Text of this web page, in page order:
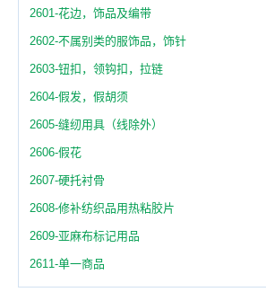
2601-花边，饰品及编带
2602-不属别类的服饰品，饰针
2603-钮扣，领钩扣，拉链
2604-假发，假胡须
2605-缝纫用具（线除外）
2606-假花
2607-硬托衬骨
2608-修补纺织品用热粘胶片
2609-亚麻布标记用品
2611-单一商品